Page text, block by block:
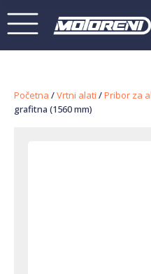
Početna /Vrtni alati /Pribor za
grafitna (1560 mm)